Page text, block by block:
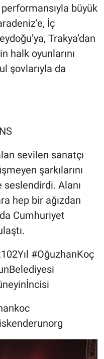
büyük
İç
Trakya’dan
halk oyunlarını
şovlarıyla da
sevilen sanatçı
şarkılarını
Alanı
hep bir ağızdan
Cumhuriyet
#OğuzhanKoç